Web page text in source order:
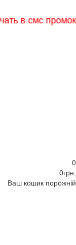
0
0грн.
Ваш кошик порожній